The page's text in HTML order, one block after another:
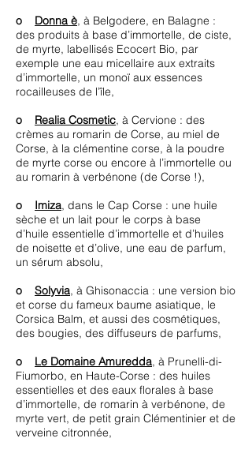
o Donna è, à Belgodere, en Balagne :
des produits à base d’immortelle, de ciste,
de myrte, labellisés Ecocert Bio, par
exemple une eau micellaire aux extraits
d’immortelle, un monoï aux essences
rocailleuses de l’île,
o Realia Cosmetic, à Cervione : des
crèmes au romarin de Corse, au miel de
Corse, à la clémentine corse, à la poudre
de myrte corse ou encore à l’immortelle ou
au romarin à verbénone (de Corse !),
o Imiza, dans le Cap Corse : une huile
sèche et un lait pour le corps à base
d’huile essentielle d’immortelle et d’huiles
de noisette et d’olive, une eau de parfum,
un sérum absolu,
o
Solyvia, à Ghisonaccia : une version bio
et corse du fameux baume asiatique, le
Corsica Balm, et aussi des cosmétiques,
des bougies, des diffuseurs de parfums,
o Le Domaine Amuredda, à Prunelli-di-
Fiumorbo, en Haute-Corse : des huiles
essentielles et des eaux florales à base
d’immortelle, de romarin à verbénone, de
myrte vert, de petit grain Clémentinier et de
verveine citronnée,